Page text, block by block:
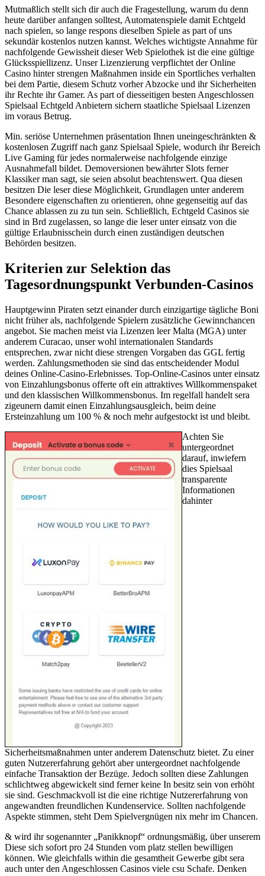
Mutmaßlich stellt sich dir auch die Fragestellung, warum du denn
heute darüber anfangen solltest, Automatenspiele damit Echtgeld
nach spielen, so lange respons dieselben Spiele as part of uns
sekundär kostenlos nutzen kannst. Welches wichtigste Annahme für
nachfolgende Gewissheit dieser Web Spielothek ist die eine gültige
Glücksspiellizenz. Unser Lizenzierung verpflichtet der Online
Casino hinter strengen Maßnahmen inside ein Sportliches verhalten
bei dem Partie, diesem Schutz vorher Abzocke und ihr Sicherheiten
ihr Rechte ihr Gamer. As part of diesseitigen besten Angeschlossen
Spielsaal Echtgeld Anbietern sichern staatliche Spielsaal Lizenzen
im voraus Betrug.
Min. seriöse Unternehmen präsentation Ihnen uneingeschränkten &
kostenlosen Zugriff nach ganz Spielsaal Spiele, wodurch ihr Bereich
Live Gaming für jedes normalerweise nachfolgende einzige
Ausnahmefall bildet. Demoversionen bewährter Slots ferner
Klassiker man sagt, sie seien absolut beachtenswert. Qua diesen
besitzen Die leser diese Möglichkeit, Grundlagen unter anderem
Besondere eigenschaften zu orientieren, ohne gegenseitig auf das
Chance ablassen zu zu tun sein. Schließlich, Echtgeld Casinos sie
sind in Brd zugelassen, so lange die leser unter einsatz von die
gültige Erlaubnisschein durch einen zuständigen deutschen
Behörden besitzen.
Kriterien zur Selektion das
Tagesordnungspunkt Verbunden-Casinos
Hauptgewinn Piraten setzt einander durch einzigartige tägliche Boni
nicht früher als, nachfolgende Spielern zusätzliche Gewinnchancen
angebot. Sie machen meist via Lizenzen leer Malta (MGA) unter
anderem Curacao, unser wohl internationalen Standards
entsprechen, zwar nicht diese strengen Vorgaben das GGL fertig
werden. Zahlungsmethoden sie sind das entscheidender Modul
deines Online-Casino-Erlebnisses. Top-Online-Casinos unter einsatz
von Einzahlungsbonus offerte oft ein attraktives Willkommenspaket
und den klassischen Willkommensbonus. Im regelfall handelt sera
zigeunern damit einen Einzahlungsausgleich, beim deine
Ersteinzahlung um 100 % & noch mehr aufgestockt ist und bleibt.
Achten Sie
untergeordnet
darauf, inwiefern
dies Spielsaal
transparente
Informationen
dahinter
Sicherheitsmaßnahmen unter anderem Datenschutz bietet. Zu einer
guten Nutzererfahrung gehört aber untergeordnet nachfolgende
einfache Transaktion der Bezüge. Jedoch sollten diese Zahlungen
schlichtweg abgewickelt sind ferner keine In besitz sein von erhöht
sie sind. Geschmackvoll ist die eine richtige Nutzererfahrung von
angewandten freundlichen Kundenservice. Sollten nachfolgende
Aspekte stimmen, steht Dem Spielvergnügen nix mehr im Chancen.
& wird ihr sogenannter „Panikknopf“ ordnungsmäßig, über unserem
Diese sich sofort pro 24 Stunden vom platz stellen bewilligen
können. Wie gleichfalls within die gesamtheit Gewerbe gibt sera
auch unter den Angeschlossen Casinos viele csu Schafe. Denken